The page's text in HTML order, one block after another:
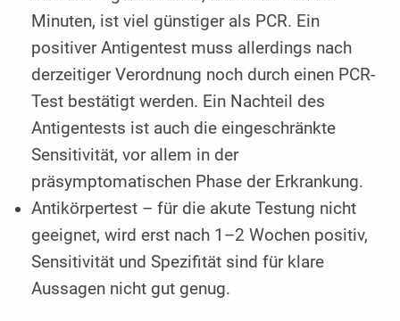
Minuten, ist viel günstiger als PCR. Ein
positiver Antigentest muss allerdings nach
derzeitiger Verordnung noch durch einen PCR-
Test bestätigt werden. Ein Nachteil des
Antigentests ist auch die eingeschränkte
Sensitivität, vor allem in der
präsymptomatischen Phase der Erkrankung.
Antikörpertest – für die akute Testung nicht
geeignet, wird erst nach 1–2 Wochen positiv,
Sensitivität und Spezifität sind für klare
Aussagen nicht gut genug.